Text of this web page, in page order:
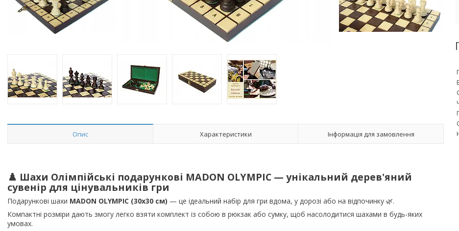
Опис Характеристики Інформація для замовлення
♟️ Шахи Олімпійські подарункові MADON OLYMPIC — унікальний дерев'яний
сувенір для цінувальників гри
Подарункові шахи MADON OLYMPIC (30x30 см) — це ідеальний набір для гри вдома, у дорозі або на відпочинку 🌿.
Компактні розміри дають змогу легко взяти комплект із собою в рюкзак або сумку, щоб насолодитися шахами в будь-яких
умовах.